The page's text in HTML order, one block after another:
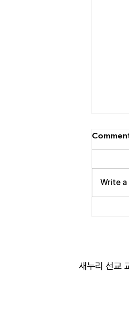
• 성만
의회
시에
아버
일부
Write a
새누리 선교